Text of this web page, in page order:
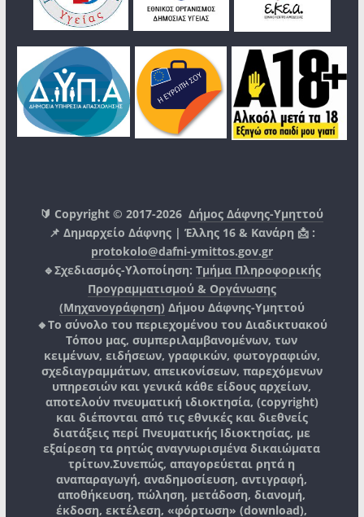
🔰 Copyright © 2017-2026Δήμος Δάφνης-Υμηττού
📌 Δημαρχείο Δάφνης | Έλλης 16 & Κανάρη 📩 :
protokolo@dafni-ymittos.gov.gr
🔹Σχεδιασμός-Υλοποίηση: Τμήμα Πληροφορικής
Προγραμματισμού & Οργάνωσης
(Μηχανογράφηση) Δήμου Δάφνης-Υμηττού
🔸Το σύνολο του περιεχομένου του Διαδικτυακού
Τόπου μας, συμπεριλαμβανομένων, των
κειμένων, ειδήσεων, γραφικών, φωτογραφιών,
σχεδιαγραμμάτων, απεικονίσεων, παρεχόμενων
υπηρεσιών και γενικά κάθε είδους αρχείων,
αποτελούν πνευματική ιδιοκτησία, (copyright)
και διέπονται από τις εθνικές και διεθνείς
διατάξεις περί Πνευματικής Ιδιοκτησίας, με
εξαίρεση τα ρητώς αναγνωρισμένα δικαιώματα
τρίτων.Συνεπώς, απαγορεύεται ρητά η
αναπαραγωγή, αναδημοσίευση, αντιγραφή,
αποθήκευση, πώληση, μετάδοση, διανομή,
έκδοση, εκτέλεση, «φόρτωση» (download),